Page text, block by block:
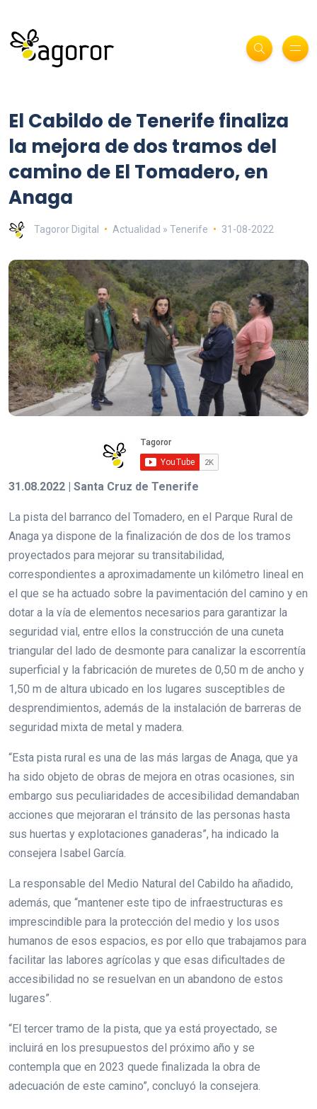
El Cabildo de Tenerife finaliza
la mejora de dos tramos del
camino de El Tomadero, en
Anaga
Tagoror Digital Actualidad » Tenerife 31-08-2022
31.08.2022 | Santa Cruz de Tenerife
La pista del barranco del Tomadero, en el Parque Rural de
Anaga ya dispone de la finalización de dos de los tramos
proyectados para mejorar su transitabilidad,
correspondientes a aproximadamente un kilómetro lineal en
el que se ha actuado sobre la pavimentación del camino y en
dotar a la vía de elementos necesarios para garantizar la
seguridad vial, entre ellos la construcción de una cuneta
triangular del lado de desmonte para canalizar la escorrentía
superficial y la fabricación de muretes de 0,50 m de ancho y
1,50 m de altura ubicado en los lugares susceptibles de
desprendimientos, además de la instalación de barreras de
seguridad mixta de metal y madera.
“Esta pista rural es una de las más largas de Anaga, que ya
ha sido objeto de obras de mejora en otras ocasiones, sin
embargo sus peculiaridades de accesibilidad demandaban
acciones que mejoraran el tránsito de las personas hasta
sus huertas y explotaciones ganaderas”, ha indicado la
consejera Isabel García.
La responsable del Medio Natural del Cabildo ha añadido,
además, que “mantener este tipo de infraestructuras es
imprescindible para la protección del medio y los usos
humanos de esos espacios, es por ello que trabajamos para
facilitar las labores agrícolas y que esas dificultades de
accesibilidad no se resuelvan en un abandono de estos
lugares”.
“El tercer tramo de la pista, que ya está proyectado, se
incluirá en los presupuestos del próximo año y se
contempla que en 2023 quede finalizada la obra de
adecuación de este camino”, concluyó la consejera.